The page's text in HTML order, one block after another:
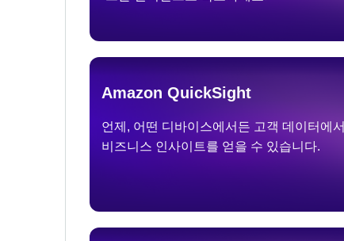
Amazon QuickSight
언제, 어떤 디바이스에서든 고객 데이터에서
비즈니스 인사이트를 얻을 수 있습니다.